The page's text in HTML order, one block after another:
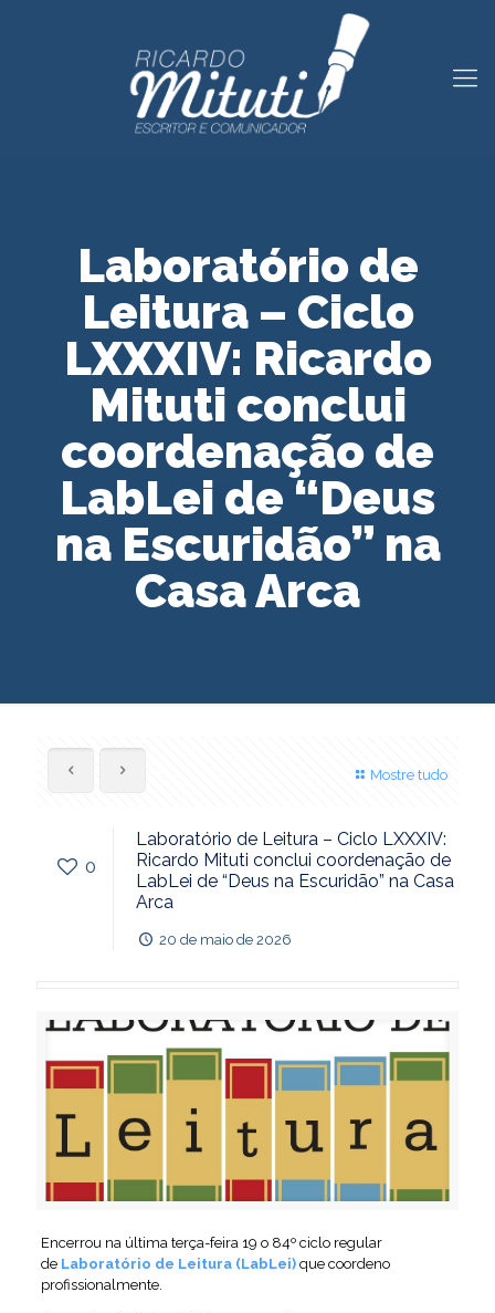
Laboratório de
Leitura – Ciclo
LXXXIV: Ricardo
Mituti conclui
coordenação de
LabLei de “Deus
na Escuridão” na
Casa Arca
Mostre tudo
0
Laboratório de Leitura – Ciclo LXXXIV:
Ricardo Mituti conclui coordenação de
LabLei de “Deus na Escuridão” na Casa
Arca
20 de maio de 2026
Encerrou na última terça-feira 19 o 84º ciclo regular
de Laboratório de Leitura (LabLei) que coordeno
profissionalmente.